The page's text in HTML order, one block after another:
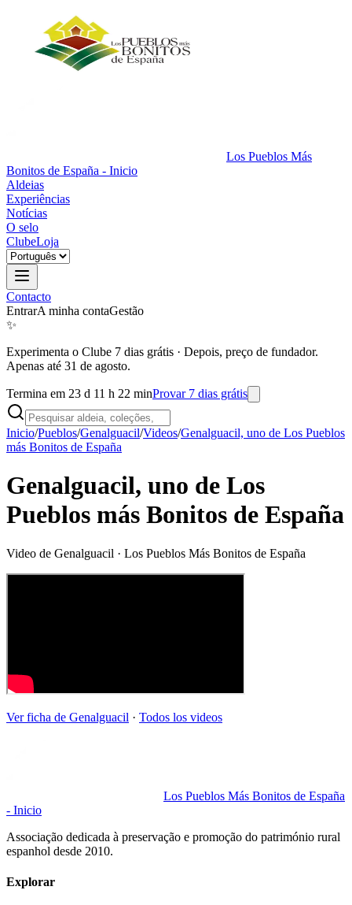
Los Pueblos Más
Bonitos de España - Inicio
Aldeias
Experiências
Notícias
O selo
ClubeLoja
Contacto
EntrarA minha contaGestão
✨
Experimenta o Clube 7 dias grátis · Depois, preço de fundador.
Apenas até 31 de agosto.
Termina em 23 d 11 h 22 minProvar 7 dias grátis
Inicio/Pueblos/Genalguacil/Videos/Genalguacil, uno de Los Pueblos
más Bonitos de España
Genalguacil, uno de Los
Pueblos más Bonitos de España
Video de Genalguacil · Los Pueblos Más Bonitos de España
Ver ficha de Genalguacil · Todos los videos
Los Pueblos Más Bonitos de España
- Inicio
Associação dedicada à preservação e promoção do património rural
espanhol desde 2010.
Explorar